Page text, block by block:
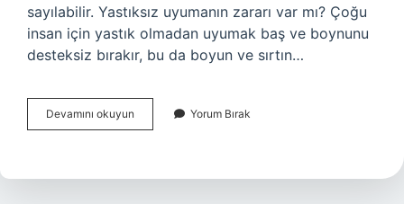
sayılabilir. Yastıksız uyumanın zararı var mı? Çoğu
insan için yastık olmadan uyumak baş ve boynunu
desteksiz bırakır, bu da boyun ve sırtın…
Devamını okuyun
Uyumak
Mı
Yorum Bırak